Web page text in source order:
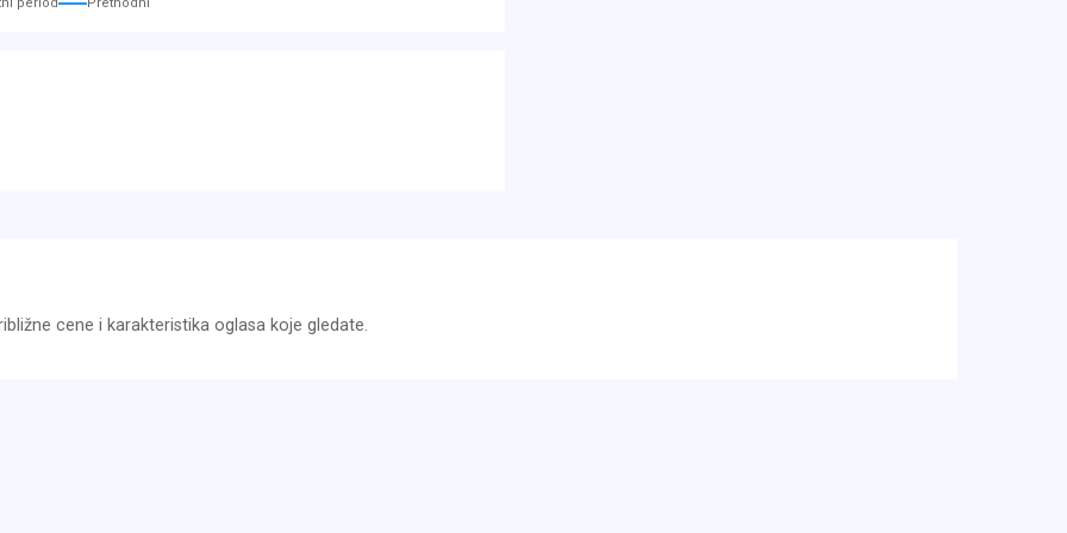
cene i karakteristika oglasa koje gledate.